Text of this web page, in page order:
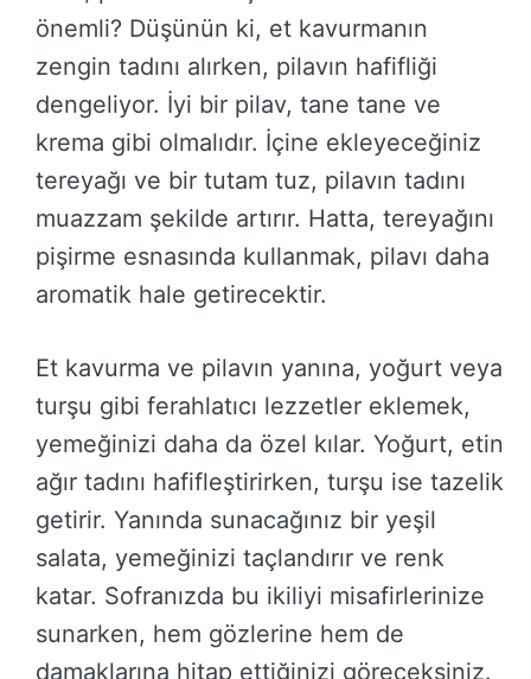
önemli? Düşünün ki, et kavurmanın
zengin tadını alırken, pilavın hafifliği
dengeliyor. İyi bir pilav, tane tane ve
krema gibi olmalıdır. İçine ekleyeceğiniz
tereyağı ve bir tutam tuz, pilavın tadını
muazzam şekilde artırır. Hatta, tereyağını
pişirme esnasında kullanmak, pilavı daha
aromatik hale getirecektir.
Et kavurma ve pilavın yanına, yoğurt veya
turşu gibi ferahlatıcı lezzetler eklemek,
yemeğinizi daha da özel kılar. Yoğurt, etin
ağır tadını hafifleştirirken, turşu ise tazelik
getirir. Yanında sunacağınız bir yeşil
salata, yemeğinizi taçlandırır ve renk
katar. Sofranızda bu ikiliyi misafirlerinize
sunarken, hem gözlerine hem de
damaklarına hitap ettiğinizi göreceksiniz.